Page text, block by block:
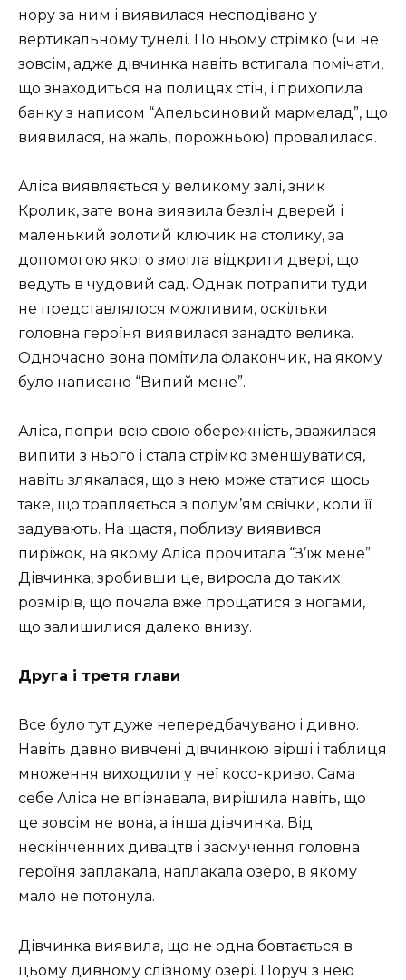
нору за ним і виявилася несподівано у
вертикальному тунелі. По ньому стрімко (чи не
зовсім, адже дівчинка навіть встигала помічати,
що знаходиться на полицях стін, і прихопила
банку з написом “Апельсиновий мармелад”, що
виявилася, на жаль, порожньою) провалилася.
Аліса виявляється у великому залі, зник
Кролик, зате вона виявила безліч дверей і
маленький золотий ключик на столику, за
допомогою якого змогла відкрити двері, що
ведуть в чудовий сад. Однак потрапити туди
не представлялося можливим, оскільки
головна героїня виявилася занадто велика.
Одночасно вона помітила флакончик, на якому
було написано “Випий мене”.
Аліса, попри всю свою обережність, зважилася
випити з нього і стала стрімко зменшуватися,
навіть злякалася, що з нею може статися щось
таке, що трапляється з полум’ям свічки, коли її
задувають. На щастя, поблизу виявився
пиріжок, на якому Аліса прочитала “З’їж мене”.
Дівчинка, зробивши це, виросла до таких
розмірів, що почала вже прощатися з ногами,
що залишилися далеко внизу.
Друга і третя глави
Все було тут дуже непередбачувано і дивно.
Навіть давно вивчені дівчинкою вірші і таблиця
множення виходили у неї косо-криво. Сама
себе Аліса не впізнавала, вирішила навіть, що
це зовсім не вона, а інша дівчинка. Від
нескінченних дивацтв і засмучення головна
героїня заплакала, наплакала озеро, в якому
мало не потонула.
Дівчинка виявила, що не одна бовтається в
цьому дивному слізному озері. Поруч з нею